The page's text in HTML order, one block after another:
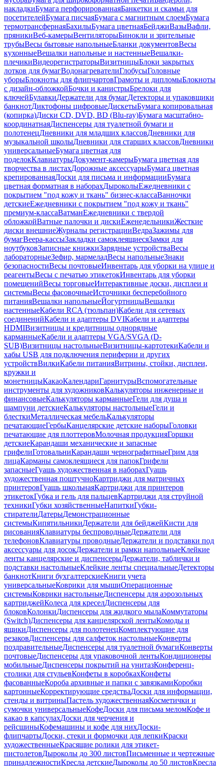
накладкиБумага перфорированнаяБанкетки и скамьи для
посетителейБумага писчаяБумага с магнитным слоемБумага
термотрансфернаяБахилыБумага цветнаяБейджиВазыВафли,
пряникиВеб-камерыВентиляторыБинокли и зрительные
трубыВесы бытовые напольныеБланки документовВесы
кухонныеВешалки напольные и настенныеВешалки-
плечикиВидеорегистраторыВизитницыБлоки закрытых
лотков для бумагВодонагревателиГлобусыГоловные
уборыБлокноты для флипчартовГрамоты и дипломыБлокноты
с дизайн-обложкойБочки и канистрыБрелоки для
ключейБулавкиДержатели для бумагДетекторы и упаковщики
банкнотДиктофоны цифровыеДискетыБумага копировальная
(копирка)Диски CD, DVD, BD (Blu-ray)Бумага масштабно-
координатнаяДиспенсеры для туалетной бумаги и
полотенецДневники для младших классовДневники для
музыкальной школыДневники для старших классовДневники
универсальныеБумага цветная для
поделокКлавиатурыДокумент-камерыБумага цветная для
творчества в листахДорожные аксессуарыБумага цветная
крепированнаяДоски для письма и информацииБумага
цветная форматная в наборахДыроколыЕжедневники с
покрытием "под кожу и ткань" бизнес-классаВанночки
детскиеЕжедневники с покрытием "под кожу и ткань"
премиум-классаВатманЕжедневники с твердой
обложкойВатные палочки и дискиЕженедельникиЖесткие
диски внешниеЖурналы регистрацииВедраЗажимы для
бумагВеера-кассыЗакладки самоклеящиесяЗамки для
ноутбуковЗаписные книжкиЗарядные устройстваВесы
лабораторныеЗефир, мармеладВесы напольныеЗнаки
безопасностиВесы почтовыеИнвентарь для уборки на улице и
реагентыВесы с печатью этикетокИнвентарь для уборки
помещенийВесы торговыеИнтерактивные доски, дисплеи и
системыВесы фасовочныеИсточники бесперебойного
питанияВешалки напольныеЙогуртницыВешалки
настенныеКабели RCA (тюльпан)Кабели для сетевых
соединенийКабели и адаптеры DVIКабели и адаптеры
HDMIВизитницы и кредитницы однорядные
карманныеКабели и адаптеры VGA/SVGA (D-
SUB)Визитницы настольныеВизитницы-картотекиКабели и
хабы USB для подключения периферии и других
устройствВилкиКабели питанияВитрины, стойки, дисплеи,
кружки и
монетницыКакаоКалендариГарнитурыВспомогательные
инструменты для художниковКалькуляторы инженерные и
финансовыеКалькуляторы карманныеГели для душа и
шампуни детскиеКалькуляторы настольныеГели и
блесткиМеталлическая мебельКалькуляторы
печатающиеГербыКанцелярские детские наборыГоловки
печатающие для плоттеровМолочная продукцияГоршки
детскиеКарандаши механические и запасные
грифелиГотовальниКарандаши чернографитныеГрим для
лицаКарманы самоклеящиеся для папокГрифели
запасныеГуашь художественная в наборахГуашь
художественная поштучноКартриджи для матричных
принтеровГуашь школьнаяКартриджи для принтеров
этикетокГубка и гель для пальцевКартриджи для струйной
техникиГубки хозяйственныеНапиткиГубки-
стирателиДатерыДемонстрационные
системыКипятильникиДержатели для бейджейКисти для
рисованияКлавиатуры беспроводныеДержатели для
телефоновКлавиатуры проводныеДержатели и подставки под
аксессуары для досокДержатели и рамки напольныеКлейкие
ленты канцелярские и диспенсерыДержатели, таблички и
подставки настольныеКлейкие ленты специальныеДетекторы
банкнотКниги бухгалтерскиеКниги учета
универсальныеКоврики для мышиОперационные
системыКоврики настольныеДиспенсеры для аэрозольных
картриджейКолеса для креселДиспенсеры для
блоковКолонкиДиспенсеры для жидкого мылаКоммутаторы
(Switch)Диспенсеры для канцелярской лентыКомоды и
ящикиДиспенсеры для полотенецКомплектующие для
резаковДиспенсеры для салфеток настольныеКонверты
поздравительныеДиспенсеры для туалетной бумагиКонверты
почтовыеДиспенсеры для упаковочной лентыКондиционеры
мобильныеДиспенсеры покрытий на унитазКонференц-
столики для стульевКонфеты в коробкахКонфеты
фасованныеКороба архивные и папки с завязкамиКоробки
картонныеКорректирующие средстваДоски для информации,
стенды и витриныПастель художественнаяКосметички и
сумочки универсальныеКофеДоски для письма меломКофе и
какао в капсулахДоски для черчения и
рейсшиныКофемашины и кофе для нихДоски-
флипчартыДоски, стеки и формочки для лепкиКраски
художественныеКрасящие ролики для этикет-
пистолетовДыроколы до 300 листовПисьменные и чертежные
принадлежностиКресла детскиеДыроколы до 50 листовКресла